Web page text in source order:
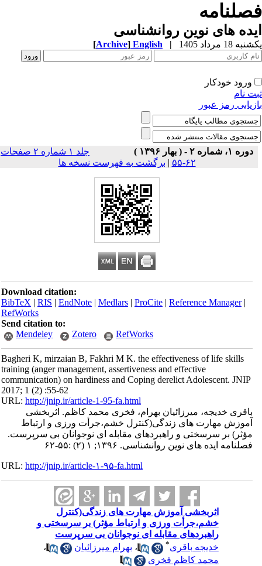
های نوین روانشناسی
18 مرداد 1405 |
English
[Archive]
ورود خودکار
نام
رمز عبور
دوره ۱، شماره ۲ - ( بهار ۱۳۹۶ )
جلد ۱ شماره ۲ صفحات
۶۲-۵۵
|برگشت به فهرست نسخه ها
Download citation:
BibTeX|RIS|EndNote|Medlars|ProCite|Reference Manager
RefWorks
Send citation to:
Mendeley
Zotero RefWorks
Bagheri K, mirzaian B, Fakhri M K. the effectiveness of life skills
training (anger management, assertiveness and effective
communication) on hardiness and Coping derelict Adolescent. JNIP
2017; 1 (2) :55-62
URL:http://jnip.ir/article-1-95-fa.html
باقری خدیجه، میرزائیان بهرام، فخری محمد کاظم. اثربخشی
آموزش مهارت های زندگی(کنترل خشم،جرأت ورزی و ارتباط
مؤثر) بر سرسختی و راهبردهای مقابله ای نوجوانان بی سرپرست.
فصلنامه ایده های نوین روانشناسی. ۱۳۹۶; ۱ (۲) :۵۵-۶۲
URL:http://jnip.ir/article-۱-۹۵-fa.html
اثربخشی آموزش مهارت های زندگی(کنترل
خشم،جرأت ورزی و ارتباط مؤثر) بر سرسختی و
راهبردهای مقابله ای نوجوانان بی سرپرست
خدیجه باقری* ،بهرام میرزائیان
،
محمد کاظم فخری